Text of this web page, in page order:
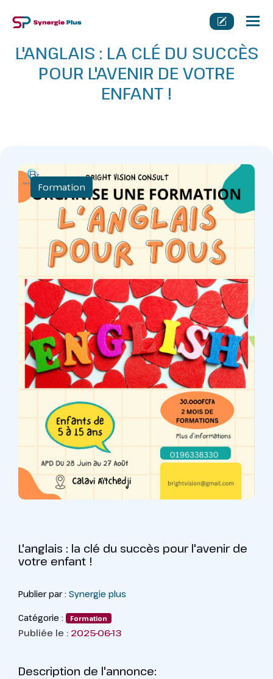
L'ANGLAIS : LA CLÉ DU SUCCÈS
POUR L'AVENIR DE VOTRE
ENFANT !
Formation
L'anglais : la clé du succès pour l'avenir de
votre enfant !
Publier par : Synergie plus
Catégorie : Formation
Publiée le : 2025-06-13
Description de l'annonce: